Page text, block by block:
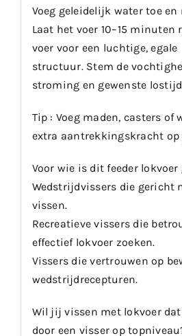
Voeg geleidelijk water toe
Laat het voer 10–15 minuten
voer voor een luchtige, egale
structuur. Stem de
stroming en gewenste
Tip : Voeg maden, casters of
extra aantrekkingskracht op
Voor wie is dit feeder
Wedstrijdvissers die gericht
vissen.
Recreatieve vissers die
effectief lokvoer zoeken.
Vissers die vertrouwen op
wedstrijdrecepturen.
Wil jij vissen met lokvoer
door een visser op